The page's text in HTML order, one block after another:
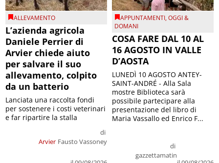
ALLEVAMENTO
L’azienda agricola
Daniele Perrier di
Arvier chiede aiuto
per salvare il suo
allevamento, colpito
da un batterio
Arvier
di
Fausto Vassoney
Lanciata una raccolta fondi
per sostenere i costi veterinari
e far ripartire la stalla
APPUNTAMENTI,OGGI &
DOMANI
COSA FARE DAL 10 AL
16 AGOSTO IN VALLE
D’AOSTA
di
gazzettamatin
LUNEDÌ 10 AGOSTO ANTEY-
SAINT-ANDRÉ - Alla Sala
mostre Biblioteca sarà
possibile partecipare alla
presentazione del libro di
Maria Vassallo ed Enrico F...